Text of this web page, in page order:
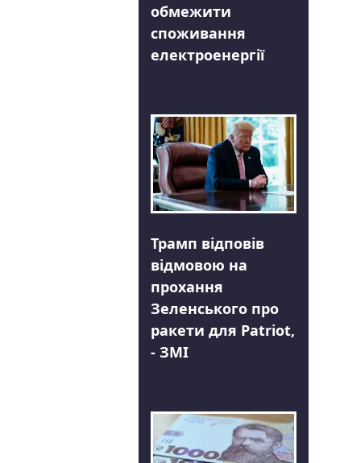
обмежити
споживання
електроенергії
Трамп відповів
відмовою на
прохання
Зеленського про
ракети для Patriot,
- ЗМІ